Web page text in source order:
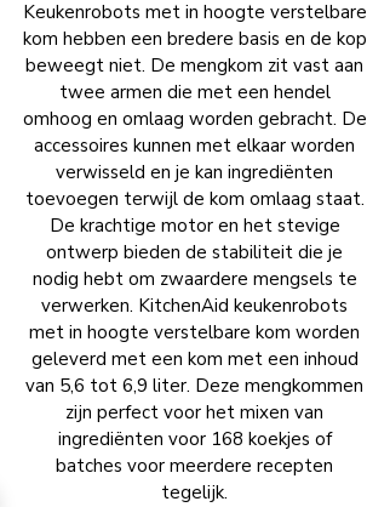
Keukenrobots met in hoogte verstelbare
kom hebben een bredere basis en de kop
beweegt niet. De mengkom zit vast aan
twee armen die met een hendel
omhoog en omlaag worden gebracht. De
accessoires kunnen met elkaar worden
verwisseld en je kan ingrediënten
toevoegen terwijl de kom omlaag staat.
De krachtige motor en het stevige
ontwerp bieden de stabiliteit die je
nodig hebt om zwaardere mengsels te
verwerken. KitchenAid keukenrobots
met in hoogte verstelbare kom worden
geleverd met een kom met een inhoud
van 5,6 tot 6,9 liter. Deze mengkommen
zijn perfect voor het mixen van
ingrediënten voor 168 koekjes of
batches voor meerdere recepten
tegelijk.